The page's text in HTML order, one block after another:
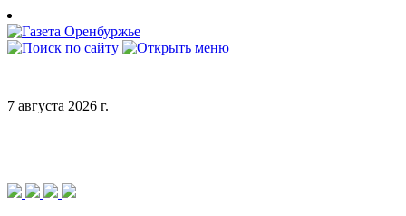
Skip
to
content
7 августа 2026 г.